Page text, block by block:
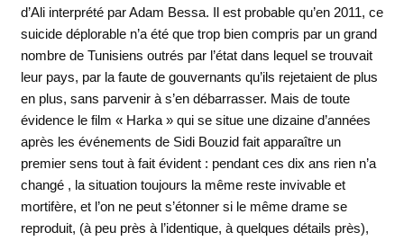
d’Ali interprété par Adam Bessa. Il est probable qu’en 2011, ce
suicide déplorable n’a été que trop bien compris par un grand
nombre de Tunisiens outrés par l’état dans lequel se trouvait
leur pays, par la faute de gouvernants qu’ils rejetaient de plus
en plus, sans parvenir à s’en débarrasser. Mais de toute
évidence le film « Harka » qui se situe une dizaine d’années
après les événements de Sidi Bouzid fait apparaître un
premier sens tout à fait évident : pendant ces dix ans rien n’a
changé , la situation toujours la même reste invivable et
mortifère, et l’on ne peut s’étonner si le même drame se
reproduit, (à peu près à l’identique, à quelques détails près),